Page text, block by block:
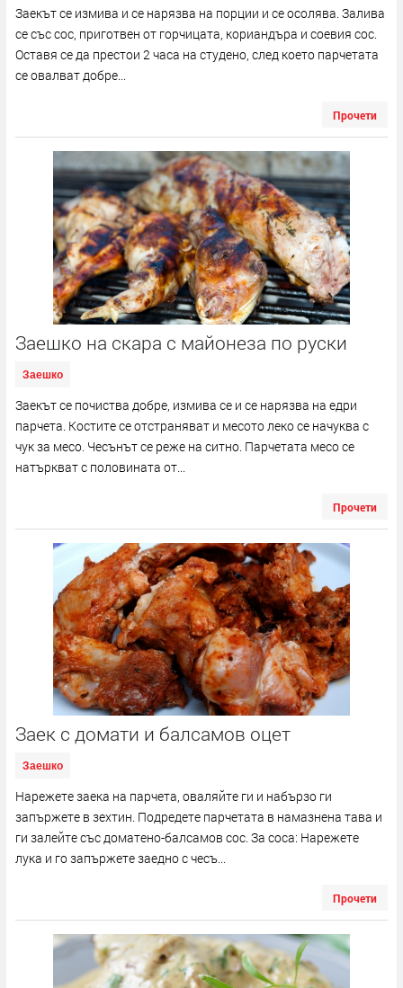
Заекът се измива и се нарязва на порции и се осолява. Залива
се със сос, приготвен от горчицата, кориандъра и соевия сос.
Оставя се да престои 2 часа на студено, след което парчетата
се овалват добре...
Прочети
Заешко на скара с майонеза по руски
Заешко
Заекът се почиства добре, измива се и се нарязва на едри
парчета. Костите се отстраняват и месото леко се начуква с
чук за месо. Чесънът се реже на ситно. Парчетата месо се
натъркват с половината от...
Прочети
Заек с домати и балсамов оцет
Заешко
Нарежете заека на парчета, оваляйте ги и набързо ги
запържете в зехтин. Подредете парчетата в намазнена тава и
ги залейте със доматено-балсамов сос. За соса: Нарежете
лука и го запържете заедно с чесъ...
Прочети